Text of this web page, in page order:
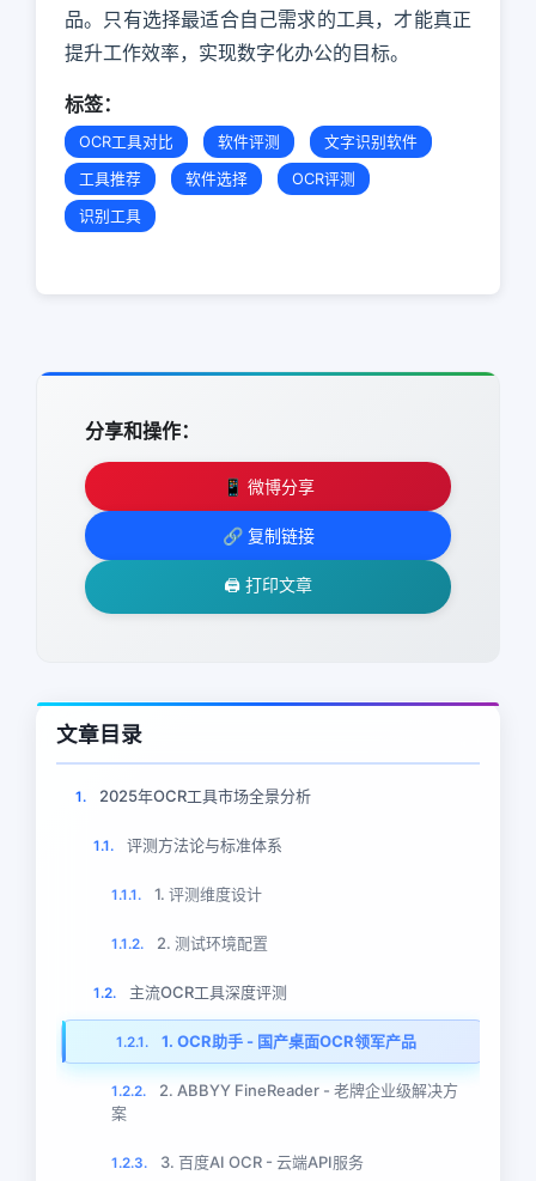
品。只有选择最适合自己需求的工具，才能真正
提升工作效率，实现数字化办公的目标。
标签：
OCR工具对比 软件评测 文字识别软件
工具推荐 软件选择 OCR评测
识别工具
分享和操作：
📱 微博分享
🔗 复制链接
🖨️ 打印文章
文章目录
1. 2025年OCR工具市场全景分析
1.1. 评测方法论与标准体系
1.1.1. 1. 评测维度设计
1.1.2. 2. 测试环境配置
1.2. 主流OCR工具深度评测
1.2.1. 1. OCR助手 - 国产桌面OCR领军产品
1.2.2.
2. ABBYY FineReader - 老牌企业级解决方
案
1.2.3. 3. 百度AI OCR - 云端API服务